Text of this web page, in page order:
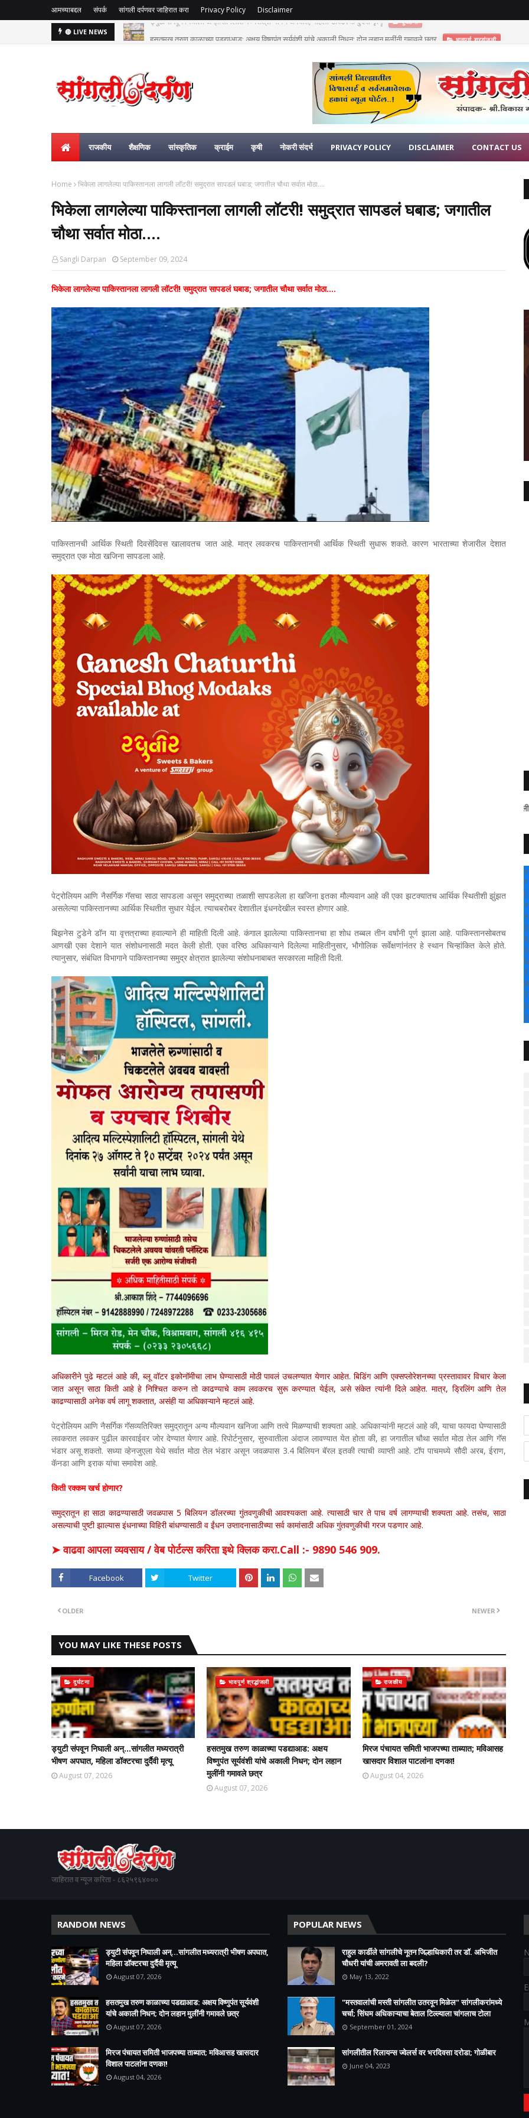
आमच्याबद्दल संपर्क सांगली दर्पणवर जाहिरात करा Privacy Policy Disclaimer
🔴 LIVE NEWS हसतमुख तरुण काळाच्या पडद्याआड: अक्षय विष्णुपंत सूर्यवंशी यांचे अकाली निधन; दोन लहान मुलींनी गमावले छत्र भावपूर्ण श्रद्धांजली
राजकीय शैक्षणिक सांस्कृतिक क्राईम कृषी नोकरी संदर्भ PRIVACY POLICY DISCLAIMER CONTACT US
Home भिकेला लागलेल्या पाकिस्तानला लागली लॉटरी! समुद्रात सापडलं घबाड; जगातील चौथा सर्वात मोठा....
भिकेला लागलेल्या पाकिस्तानला लागली लॉटरी! समुद्रात सापडलं घबाड; जगातील
चौथा सर्वात मोठा....
Sangli Darpan September 09, 2024
भिकेला लागलेल्या पाकिस्तानला लागली लॉटरी! समुद्रात सापडलं घबाड; जगातील चौथा सर्वात मोठा....
पाकिस्तानची आर्थिक स्थिती दिवसेंदिवस खालावतच जात आहे. मात्र लवकरच पाकिस्तानची आर्थिक स्थिती सुधारू शकते. कारण भारताच्या शेजारील देशात
समुद्रात एक मोठा खजिना सापडला आहे.
पेट्रोलियम आणि नैसर्गिक गॅसचा साठा सापडला असून समुद्राच्या तळाशी सापडलेला हा खजिना इतका मौल्यवान आहे की एका झटक्यातच आर्थिक स्थितीशी झुंझत
असलेल्या पाकिस्तानच्या आर्थिक स्थितीत सुधार येईल. त्याचबरोबर देशातील इंधनदेखील स्वस्त होणार आहे.
बिझनेस टुडेने डॉन या वृत्तत्राच्या हवाल्याने ही माहिती दिली आहे. कंगाल झालेल्या पाकिस्तानचा हा शोध तब्बल तीन वर्षांनी पूर्ण झाला आहे. पाकिस्तानसोबतच
आणखी एका देशाने यात संशोधनासाठी मदत केली होती. एका वरिष्ठ अधिकाऱ्याने दिलेल्या माहितीनुसार, भौगोलिक सर्वेक्षणांनंतर हे स्थान चिन्हांकित केले होते.
त्यानुसार, संबंधित विभागाने पाकिस्तानच्या समुद्र क्षेत्रात झालेल्या संशोधनाबाबत सरकारला माहिती दिली.
अधिकारीने पुढे म्हटलं आहे की, ब्लू वॉटर इकोनॉमीचा लाभ घेण्यासाठी मोठी पावलं उचलण्यात येणार आहेत. बिडिंग आणि एक्सप्लोरेशनच्या प्रस्तावावर विचार केला
जात असून साठा किती आहे हे निश्चित करुन तो काढण्याचे काम लवकरच सुरू करण्यात येईल, असे संकेत त्यांनी दिले आहेत. मात्र, ड्रिलिंग आणि तेल
काढण्यासाठी अनेक वर्ष लागू शकतात, असंही या अधिकाऱ्याने म्हटलं आहे.
पेट्रोलियम आणि नैसर्गिक गॅसव्यतिरिक्त समुद्रातून अन्य मौल्यवान खनिजा आणि तत्वे मिळण्याची शक्यता आहे. अधिकाऱ्यांनी म्हटलं आहे की, याचा फायदा घेण्यासाठी
लवकरात लवकर पुढील कारवाईवर जोर देण्यात येणार आहे. रिपोर्टनुसार, सुरुवातीला अंदाज लावण्यात येत होता की, हा जगातील चौथा सर्वात मोठा तेल आणि गॅस
भंडार असू शकतो. सध्या व्हेनजुएला येथे सर्वात मोठा तेल भंडार असून जवळपास 3.4 बिलियन बॅरल इतकी त्याची व्याप्ती आहे. टॉप पाचमध्ये सौदी अरब, ईराण,
कॅनडा आणि इराक यांचा समावेश आहे.
किती रक्कम खर्च होणार?
समुद्रातून हा साठा काढण्यासाठी जवळपास 5 बिलियन डॉलरच्या गुंतवणुकीची आवश्यकता आहे. त्यासाठी चार ते पाच वर्ष लागण्याची शक्यता आहे. तसंच, साठा
असल्याची पुष्टी झाल्यास इंधनाच्या विहिरी बांधण्यासाठी व ईंधन उप्तादनासाठीच्या सर्व कामांसाठी अधिक गुंतवणुकीची गरज पडणार आहे.
➤ वाढवा आपला व्यवसाय / वेब पोर्टल्स करिता इथे क्लिक करा.Call :- 9890 546 909.
Facebook Twitter
NEWER
OLDER
YOU MAY LIKE THESE POSTS
दुर्घटना
ड्युटी संपवून निघाली अन्...सांगलीत मध्यरात्री
भीषण अपघात, महिला डॉक्टरचा दुर्दैवी मृत्यू
August 07, 2026
भावपूर्ण श्रद्धांजली
हसतमुख तरुण काळाच्या पडद्याआड: अक्षय
विष्णुपंत सूर्यवंशी यांचे अकाली निधन; दोन लहान
मुलींनी गमावले छत्र
August 07, 2026
राजकीय
मिरज पंचायत समिती भाजपच्या ताब्यात; मविआसह
खासदार विशाल पाटलांना दणका!
August 04, 2026
" सांगली दर्पण न्यूज
+
°
C
+
+
जाहिरात व न्यूज करिता - ८६२५९६४०००
RANDOM NEWS
ड्युटी संपवून निघाली अन्...सांगलीत मध्यरात्री भीषण अपघात,
महिला डॉक्टरचा दुर्दैवी मृत्यू
August 07, 2026
हसतमुख तरुण काळाच्या पडद्याआड: अक्षय विष्णुपंत सूर्यवंशी
यांचे अकाली निधन; दोन लहान मुलींनी गमावले छत्र
August 07, 2026
मिरज पंचायत समिती भाजपच्या ताब्यात; मविआसह खासदार
विशाल पाटलांना दणका!
August 04, 2026
POPULAR NEWS
राहुल कार्डीले सांगलीचे नूतन जिल्हाधिकारी तर डॉ. अभिजीत
चौधरी यांची अमरावती ला बदली?
May 13, 2022
"मस्तवालांची मस्ती सांगलीत उतरवून मिळेल" सांगलीकरांमध्ये
चर्चा; सिंघम अधिकाऱ्याचा बेताल टिल्ल्याला चांगलाच टोला
September 01, 2024
सांगलीतील रिलायन्स ज्वेलर्स वर भरदिवसा दरोडा; गोळीबार
June 04, 2023